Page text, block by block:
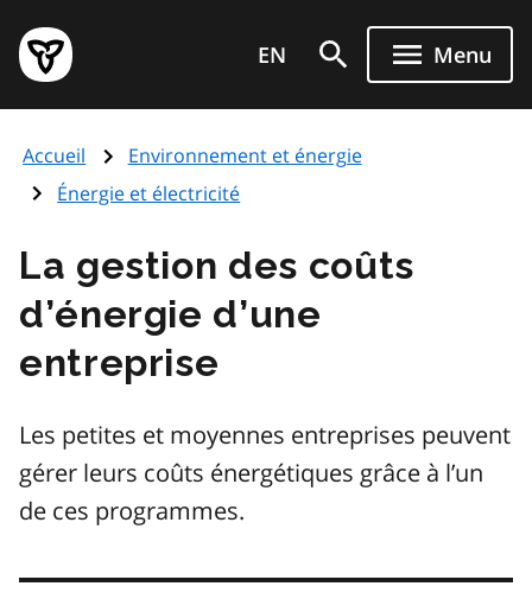
au
contenu
principal
Page
d'accueil
de
l'Ontario
EN Menu
Accueil
Environnement et énergie
Énergie et électricité
La gestion des coûts
d’énergie d’une
entreprise
Les petites et moyennes entreprises peuvent
gérer leurs coûts énergétiques grâce à l’un
de ces programmes.